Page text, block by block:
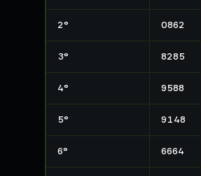
2° 0862
3° 8285
4° 9588
5° 9148
6° 6664